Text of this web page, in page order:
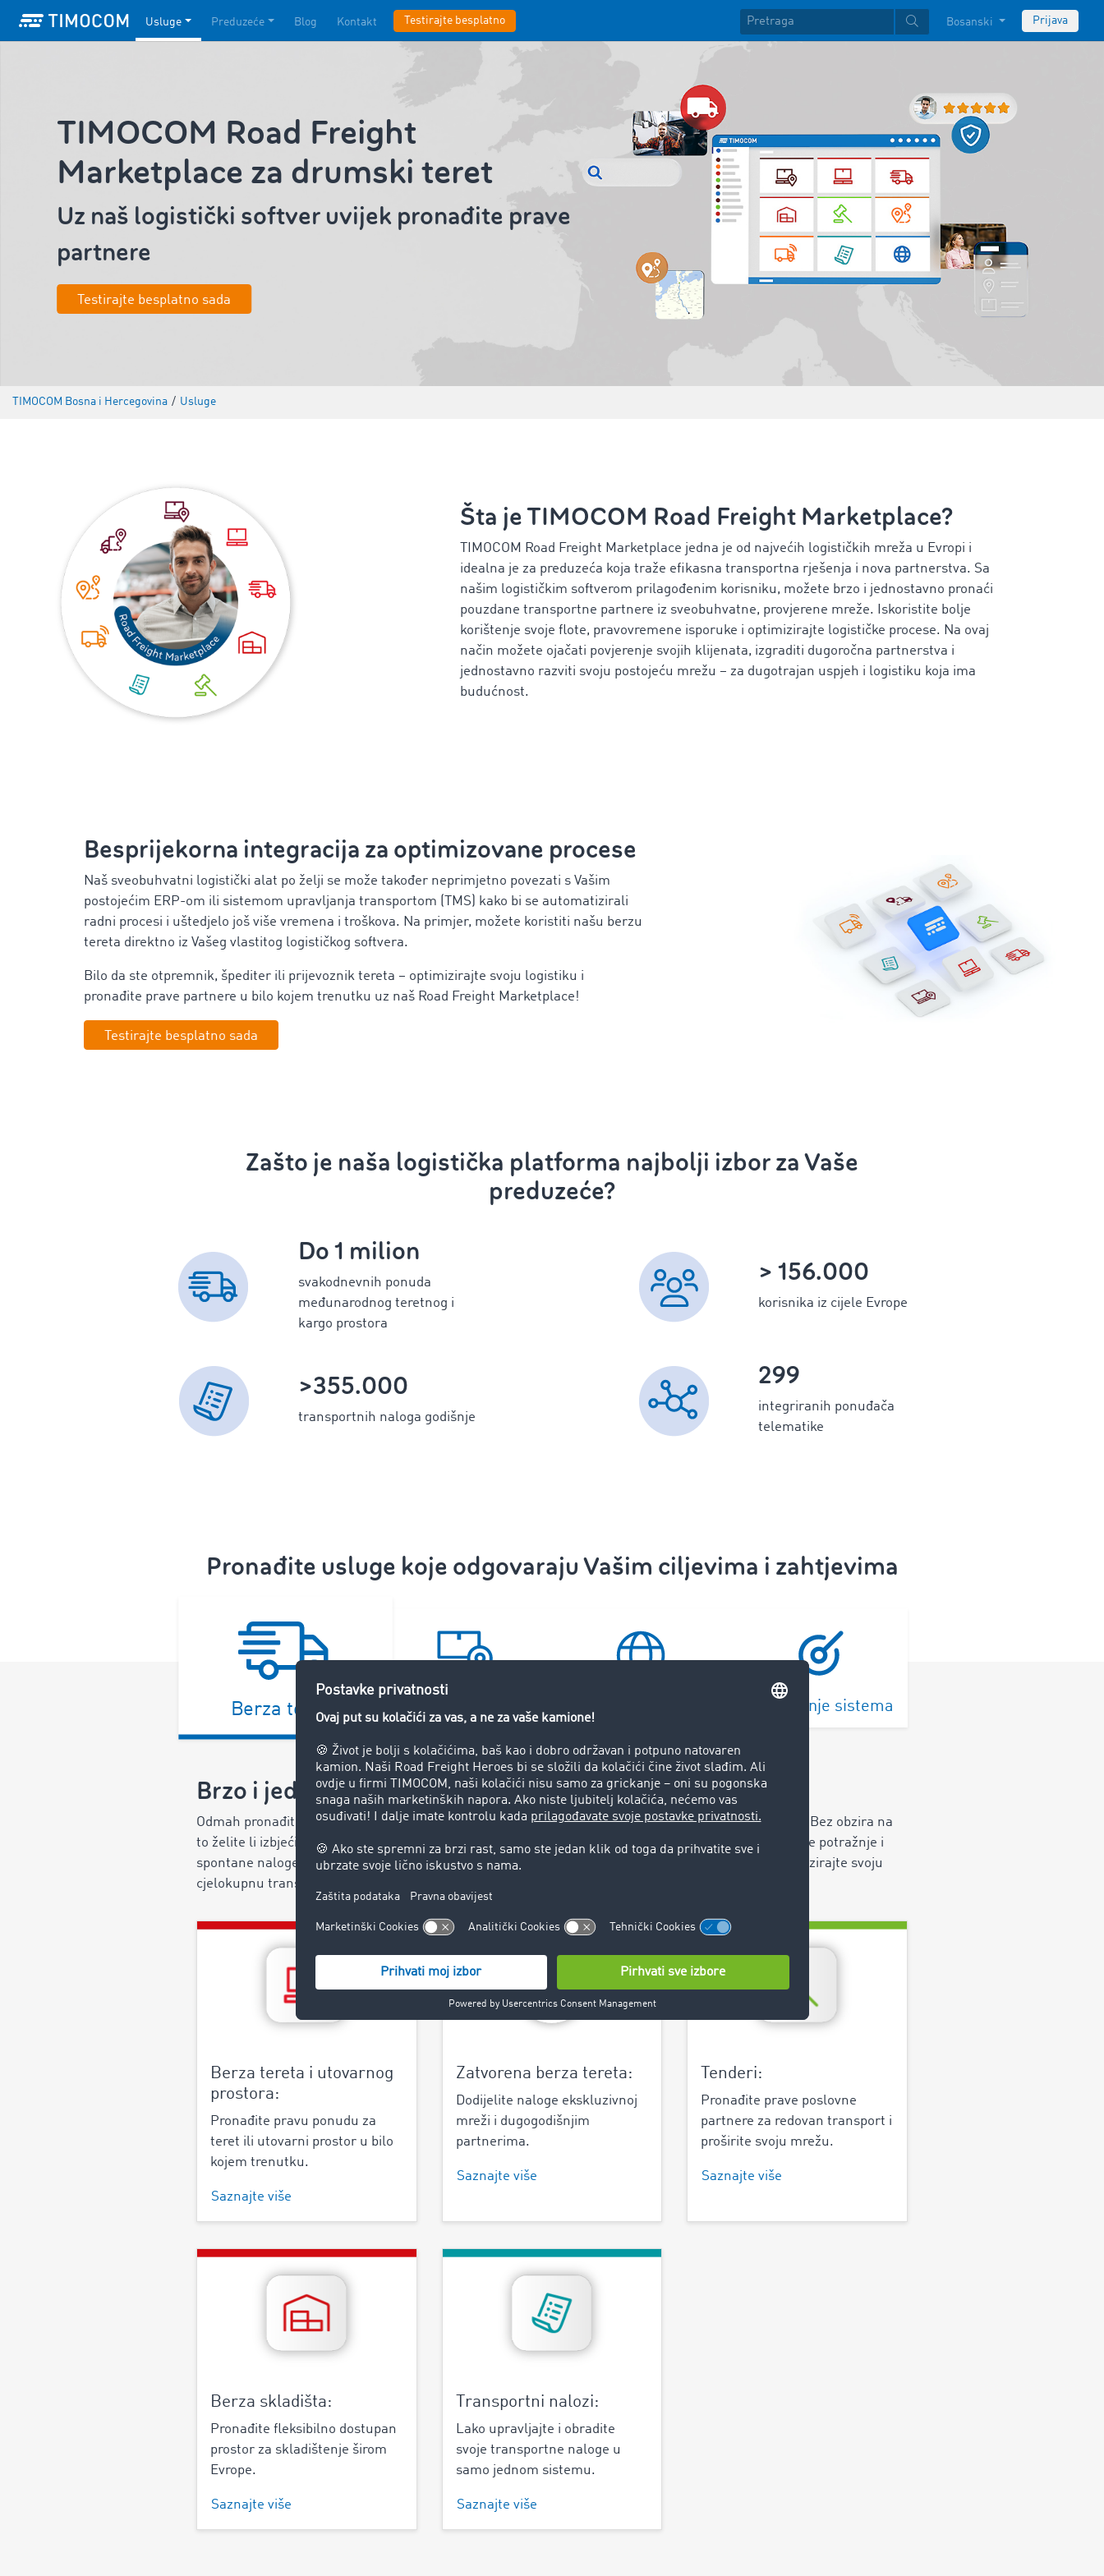
Usluge Preduzeće Blog Kontakt Testirajte besplatno Bosanski Prijava
TIMOCOM Road Freight
Marketplace za drumski teret
Uz naš logistički softver uvijek pronađite prave
partnere
Testirajte besplatno sada
TIMOCOM Bosna i Hercegovina / Usluge
Šta je TIMOCOM Road Freight Marketplace?
TIMOCOM Road Freight Marketplace jedna je od najvećih logističkih mreža u Evropi i
idealna je za preduzeća koja traže efikasna transportna rješenja i nova partnerstva. Sa
našim logističkim softverom prilagođenim korisniku, možete brzo i jednostavno pronaći
pouzdane transportne partnere iz sveobuhvatne, provjerene mreže. Iskoristite bolje
korištenje svoje flote, pravovremene isporuke i optimizirajte logističke procese. Na ovaj
način možete ojačati povjerenje svojih klijenata, izgraditi dugoročna partnerstva i
jednostavno razviti svoju postojeću mrežu – za dugotrajan uspjeh i logistiku koja ima
budućnost.
Besprijekorna integracija za optimizovane procese
Naš sveobuhvatni logistički alat po želji se može također neprimjetno povezati s Vašim
postojećim ERP-om ili sistemom upravljanja transportom (TMS) kako bi se automatizirali
radni procesi i uštedjelo još više vremena i troškova. Na primjer, možete koristiti našu berzu
tereta direktno iz Vašeg vlastitog logističkog softvera.
Bilo da ste otpremnik, špediter ili prijevoznik tereta – optimizirajte svoju logistiku i
pronađite prave partnere u bilo kojem trenutku uz naš Road Freight Marketplace!
Testirajte besplatno sada
Zašto je naša logistička platforma najbolji izbor za Vaše
preduzeće?
Do 1 milion
svakodnevnih ponuda
međunarodnog teretnog i
kargo prostora
> 156.000
korisnika iz cijele Evrope
>355.000
transportnih naloga godišnje
299
integriranih ponuđača
telematike
Pronađite usluge koje odgovaraju Vašim ciljevima i zahtjevima
Berza tereta Povezivanje sistema
Brzo i jednostavno dodjeljivanje naloga
Odmah pronađite prave partnere za svoje transportne naloge u jednoj od najvećih logističkih mreža. Bez obzira na
to želite li izbjeći prazne vožnje i povećati iskorištenost svojih vozila, bolje iskoristiti sezonske vrhunce potražnje i
spontane naloge s novim partnerima ili još efikasnije raditi s postojećim pružateljima usluga: Optimizirajte svoju
cjelokupnu transportnu logistiku uz Road Freight Marketplace.
Berza tereta i utovarnog
prostora:
Pronađite pravu ponudu za
teret ili utovarni prostor u bilo
kojem trenutku.
Saznajte više
Zatvorena berza tereta:
Dodijelite naloge ekskluzivnoj
mreži i dugogodišnjim
partnerima.
Saznajte više
Tenderi:
Pronađite prave poslovne
partnere za redovan transport i
proširite svoju mrežu.
Saznajte više
Berza skladišta:
Pronađite fleksibilno dostupan
prostor za skladištenje širom
Evrope.
Saznajte više
Transportni nalozi:
Lako upravljajte i obradite
svoje transportne naloge u
samo jednom sistemu.
Saznajte više